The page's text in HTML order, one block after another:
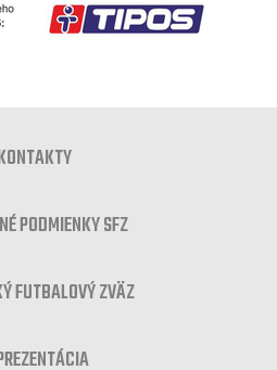
PODMIENKY SFZ
FUTBALOVÝ ZVÄZ